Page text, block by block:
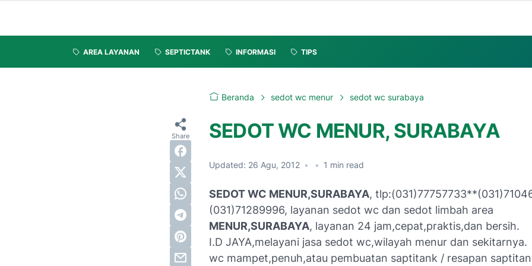
AREA LAYANAN SEPTICTANK INFORMASI TIPS
Beranda sedot wc menur sedot wc surabaya
SEDOT WC MENUR, SURABAYA
Updated: 26 Agu, 2012 • • 1 min read
SEDOT WC MENUR,SURABAYA,
(031)71289996, layanan sedot wc dan sedot limbah area
MENUR,SURABAYA, layanan 24 jam,cepat,praktis,dan bersih.
I.D JAYA,melayani jasa sedot wc,wilayah menur dan sekitarnya.
wc mampet,penuh,atau pembuatan saptitank / resapan